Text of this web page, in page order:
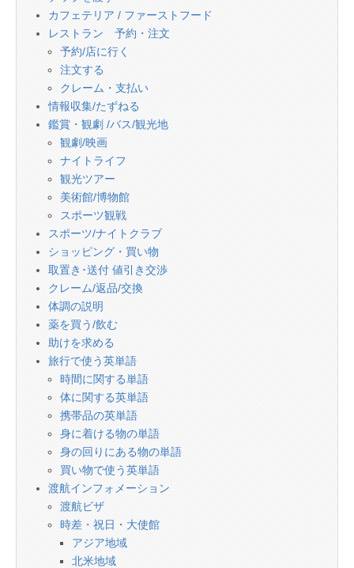
カフェテリア / ファーストフード
レストラン 予約・注文
予約/店に行く
注文する
クレーム・支払い
情報収集/たずねる
鑑賞・観劇 /バス/観光地
観劇/映画
ナイトライフ
観光ツアー
美術館/博物館
スポーツ観戦
スポーツ/ナイトクラブ
ショッピング・買い物
取置き･送付 値引き交渉
クレーム/返品/交換
体調の説明
薬を買う/飲む
助けを求める
旅行で使う英単語
時間に関する単語
体に関する英単語
携帯品の英単語
身に着ける物の単語
身の回りにある物の単語
買い物で使う英単語
渡航インフォメーション
渡航ビザ
時差・祝日・大使館
アジア地域
北米地域